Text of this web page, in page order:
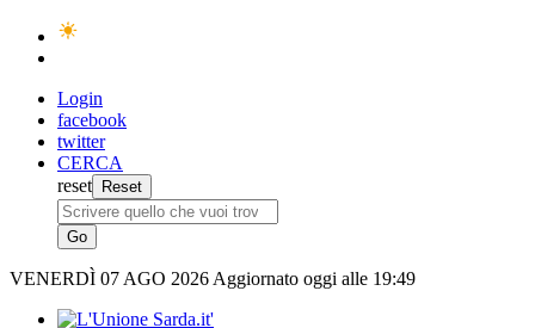
Login
facebook
twitter
CERCA
reset
VENERDÌ 07 AGO 2026 Aggiornato oggi alle 19:49